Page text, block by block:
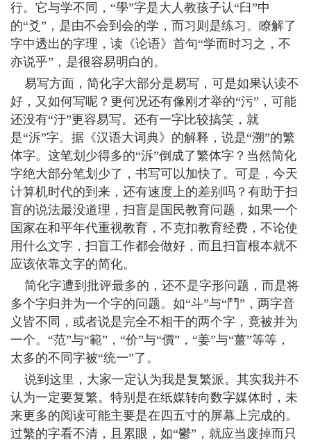
行。它与学不同，“學”字是大人教孩子认“臼”中
的“爻”，是由不会到会的学，而习则是练习。瞭解了
字中透出的字理，读《论语》首句“学而时习之，不
亦说乎”，是很容易明白的。
易写方面，简化字大部分是易写，可是如果认读不
好，又如何写呢？更何况还有像刚才举的“污”，可能
还没有“汙”更容易写。还有一字比较搞笑，就
是“泝”字。据《汉语大词典》的解释，说是“溯”的繁
体字。这笔划少得多的“泝”倒成了繁体字？当然简化
字绝大部分笔划少了，书写可以加快了。可是，今天
计算机时代的到来，还有速度上的差别吗？有助于扫
盲的说法最没道理，扫盲是国民教育问题，如果一个
国家在和平年代重视教育，不克扣教育经费，不论使
用什么文字，扫盲工作都会做好，而且扫盲根本就不
应该依靠文字的简化。
简化字遭到批评最多的，还不是字形问题，而是将
多个字归并为一个字的问题。如“斗”与“鬥”，两字音
义皆不同，或者说是完全不相干的两个字，竟被并为
一个。“范”与“範”，“价”与“價”，“姜”与“薑”等等，
太多的不同字被“统一”了。
说到这里，大家一定认为我是复繁派。其实我并不
认为一定要复繁。特别是在纸媒转向数字媒体时，未
来更多的阅读可能主要是在四五寸的屏幕上完成的。
过繁的字看不清，且累眼，如“鬱”，就应当废掉而只